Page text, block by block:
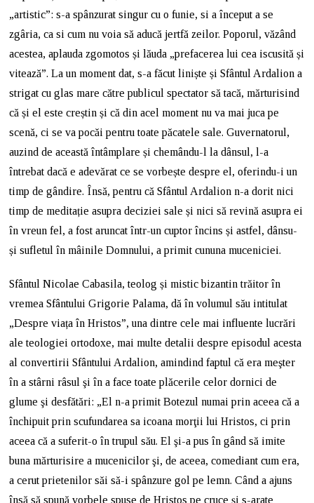
„artistic”: s-a spânzurat singur cu o funie, si a început a se
zgâria, ca si cum nu voia să aducă jertfă zeilor. Poporul, văzând
acestea, aplauda zgomotos și lăuda „prefacerea lui cea iscusită și
vitează”. La un moment dat, s-a făcut liniște și Sfântul Ardalion a
strigat cu glas mare către publicul spectator să tacă, mărturisind
că și el este creștin și că din acel moment nu va mai juca pe
scenă, ci se va pocăi pentru toate păcatele sale. Guvernatorul,
auzind de această întâmplare și chemându-l la dânsul, l-a
întrebat dacă e adevărat ce se vorbește despre el, oferindu-i un
timp de gândire. Însă, pentru că Sfântul Ardalion n-a dorit nici
timp de meditație asupra deciziei sale și nici să revină asupra ei
în vreun fel, a fost aruncat într-un cuptor încins și astfel, dânsu-
și sufletul în mâinile Domnului, a primit cununa muceniciei.
Sfântul Nicolae Cabasila, teolog și mistic bizantin trăitor în
vremea Sfântului Grigorie Palama, dă în volumul său intitulat
„Despre viața în Hristos”, una dintre cele mai influente lucrări
ale teologiei ortodoxe, mai multe detalii despre episodul acesta
al convertirii Sfântului Ardalion, amindind faptul că era meşter
în a stârni râsul şi în a face toate plăcerile celor dornici de
glume şi desfătări: „El n-a primit Botezul numai prin aceea că a
închipuit prin scufundarea sa icoana morţii lui Hristos, ci prin
aceea că a suferit-o în trupul său. El şi-a pus în gând să imite
buna mărturisire a mucenicilor şi, de aceea, comediant cum era,
a cerut prietenilor săi să-i spânzure gol pe lemn. Când a ajuns
însă să spună vorbele spuse de Hristos pe cruce şi s-arate